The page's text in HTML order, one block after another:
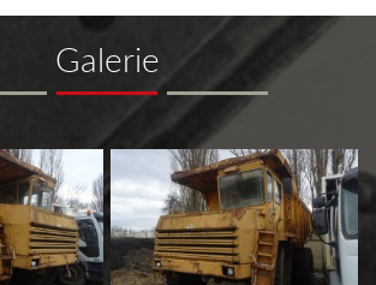
Galerie